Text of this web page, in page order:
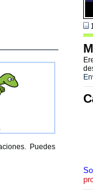
Puedes